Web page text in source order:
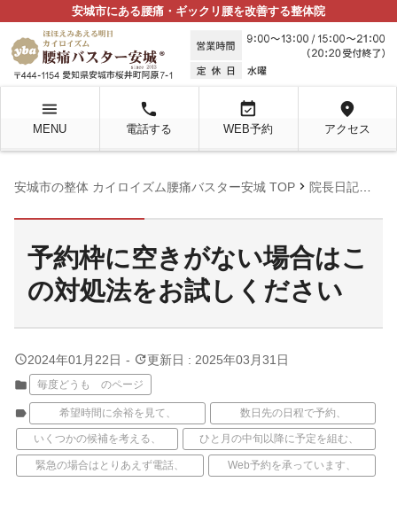
安城市にある腰痛・ギックリ腰を改善する整体院
menu
MENU
local_phone
電話する
event_available
WEB予約
location_on
アクセス
安城市の整体 カイロイズム腰痛バスター安城 TOP chevron_right 院長日記
予約枠に空きがない場合はこ
の対処法をお試しください
query_builder2024年01月22日 - update更新日 : 2025年03月31日
folder
毎度どうも のページ
label 希望時間に余裕を見て、 数日先の日程で予約、
いくつかの候補を考える、 ひと月の中旬以降に予定を組む、
緊急の場合はとりあえず電話、 Web予約を承っています、